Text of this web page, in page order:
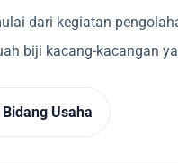
dari kegiatan
biji kacang-kacangan
Usaha